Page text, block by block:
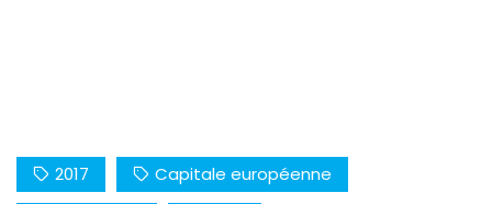
2017
Capitale européenne